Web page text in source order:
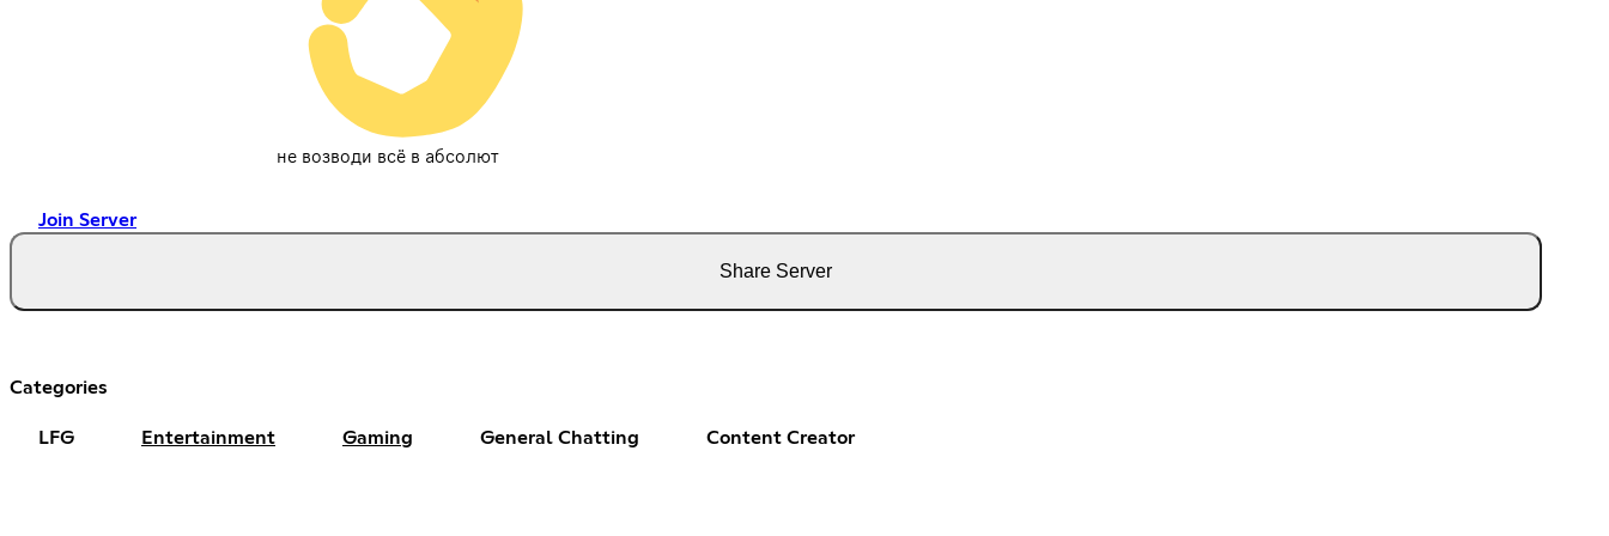
не возводи всё в абсолют
Join Server
Share Server
Categories
LFG Entertainment Gaming General Chatting Content Creator